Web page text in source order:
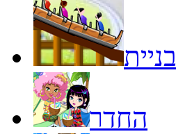
בניית
החדר